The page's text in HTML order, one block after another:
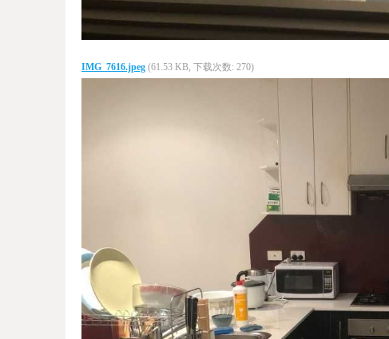
IMG_7616.jpeg (61.53 KB, 下载次数: 270)